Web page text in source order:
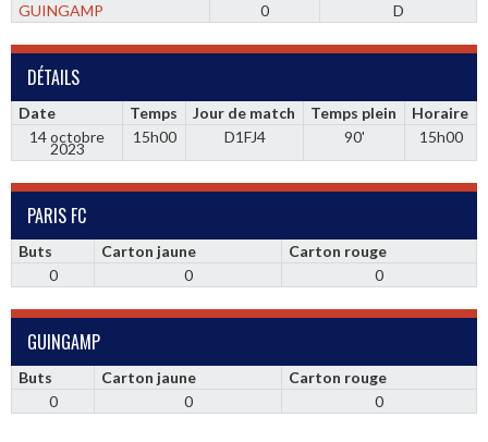
GUINGAMP
0 D
DÉTAILS
Date Temps Jour de match Temps plein
Horaire
14 octobre
2023
15h00 D1FJ4 90' 15h00
PARIS FC
Buts Carton jaune
Carton rouge
0
0 0
GUINGAMP
Buts Carton jaune
Carton rouge
0
0 0